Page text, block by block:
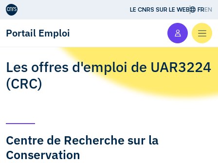
Aller au contenu LE CNRS SUR LE WEB FREN
Portail Emploi
Les offres d'emploi de UAR3224
(CRC)
Centre de Recherche sur la
Conservation